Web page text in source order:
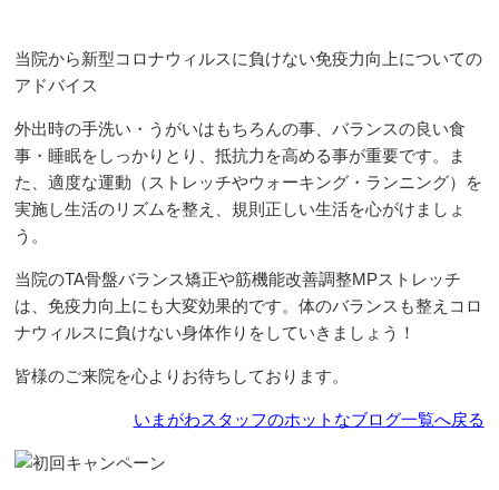
当院から新型コロナウィルスに負けない免疫力向上についての
アドバイス
外出時の手洗い・うがいはもちろんの事、バランスの良い食
事・睡眠をしっかりとり、抵抗力を高める事が重要です。ま
た、適度な運動（ストレッチやウォーキング・ランニング）を
実施し生活のリズムを整え、規則正しい生活を心がけましょ
う。
当院のTA骨盤バランス矯正や筋機能改善調整MPストレッチ
は、免疫力向上にも大変効果的です。体のバランスも整えコロ
ナウィルスに負けない身体作りをしていきましょう！
皆様のご来院を心よりお待ちしております。
いまがわスタッフのホットなブログ一覧へ戻る